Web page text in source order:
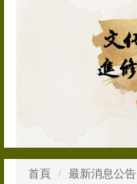
首頁 最新消息公告